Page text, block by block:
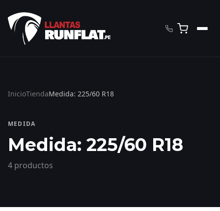
InicioTiendaMedida: 225/60 R18
MEDIDA
Medida: 225/60 R18
4 productos